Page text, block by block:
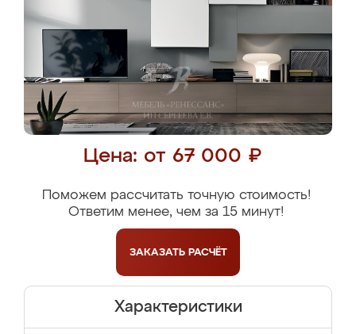
Цена: от 67 000 ₽
Поможем рассчитать точную стоимость!
Ответим менее, чем за 15 минут!
ЗАКАЗАТЬ РАСЧЁТ
Характеристики